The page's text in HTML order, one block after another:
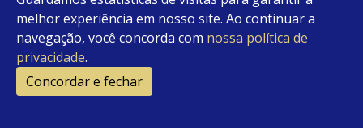
melhor experiência em nosso site. Ao continuar a
navegação, você concorda com nossa política de
privacidade.
Concordar e fechar
Casa com piscina
Apartamento com piscina
Condomínio fechado